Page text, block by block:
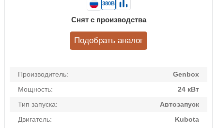
Производитель:
Genbox
Мощность:
24 кВт
Тип запуска:
Автозапуск
Двигатель:
Kubota
380В
Снят с производства
Подобрать аналог